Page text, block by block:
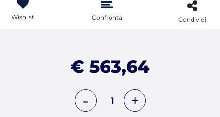
Wishlist Confronta Condividi
€ 563,64